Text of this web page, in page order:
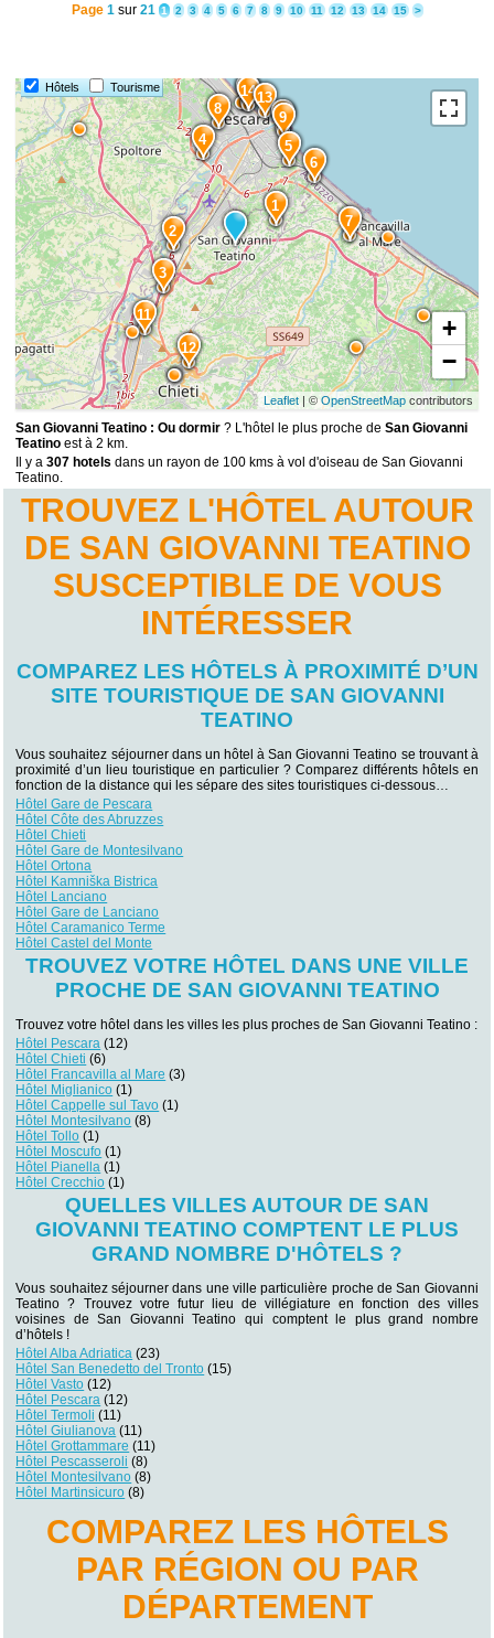
Page 1sur 21 1 2 3 4 5 6 7 8 9 10 11 12 13 14 15 >
Hôtels Tourisme 15
1413
12
11
10
9
8
7
6
5
4
3
2
1
+
−
Leaflet| © OpenStreetMapcontributors
San Giovanni Teatino : Ou dormir ? L'hôtel le plus proche deSan Giovanni
Teatino est à 2 km.
Il y a307 hotels dans un rayon de 100 kms à vol d'oiseau de San Giovanni
Teatino.
TROUVEZ L'HÔTEL AUTOUR
DE SAN GIOVANNI TEATINO
SUSCEPTIBLE DE VOUS
INTÉRESSER
COMPAREZ LES HÔTELS À PROXIMITÉ D’UN
SITE TOURISTIQUE DE SAN GIOVANNI
TEATINO
Vous souhaitez séjourner dans un hôtel à San Giovanni Teatino se trouvant à
proximité d’un lieu touristique en particulier ? Comparez différents hôtels en
fonction de la distance qui les sépare des sites touristiques ci-dessous…
Hôtel Gare de Pescara
Hôtel Côte des Abruzzes
Hôtel Chieti
Hôtel Gare de Montesilvano
Hôtel Ortona
Hôtel Kamniška Bistrica
Hôtel Lanciano
Hôtel Gare de Lanciano
Hôtel Caramanico Terme
Hôtel Castel del Monte
TROUVEZ VOTRE HÔTEL DANS UNE VILLE
PROCHE DE SAN GIOVANNI TEATINO
Trouvez votre hôtel dans les villes les plus proches de San Giovanni Teatino :
Hôtel Pescara (12)
Hôtel Chieti (6)
Hôtel Francavilla al Mare (3)
Hôtel Miglianico (1)
Hôtel Cappelle sul Tavo (1)
Hôtel Montesilvano (8)
Hôtel Tollo (1)
Hôtel Moscufo (1)
Hôtel Pianella (1)
Hôtel Crecchio (1)
QUELLES VILLES AUTOUR DE SAN
GIOVANNI TEATINO COMPTENT LE PLUS
GRAND NOMBRE D'HÔTELS ?
Vous souhaitez séjourner dans une ville particulière proche de San Giovanni
Teatino ? Trouvez votre futur lieu de villégiature en fonction des villes
voisines de San Giovanni Teatino qui comptent le plus grand nombre
d’hôtels !
Hôtel Alba Adriatica (23)
Hôtel San Benedetto del Tronto (15)
Hôtel Vasto (12)
Hôtel Pescara (12)
Hôtel Termoli (11)
Hôtel Giulianova (11)
Hôtel Grottammare (11)
Hôtel Pescasseroli (8)
Hôtel Montesilvano (8)
Hôtel Martinsicuro (8)
COMPAREZ LES HÔTELS
PAR RÉGION OU PAR
DÉPARTEMENT